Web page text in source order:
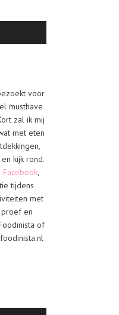
voor
musthave
zal ik mij
met eten
kijk rond.
Facebook,
tijdens
met
proef en
of